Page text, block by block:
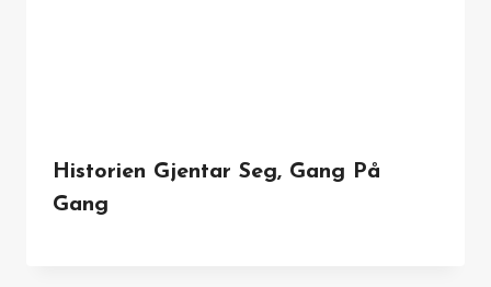
Historien Gjentar Seg, Gang På
Gang